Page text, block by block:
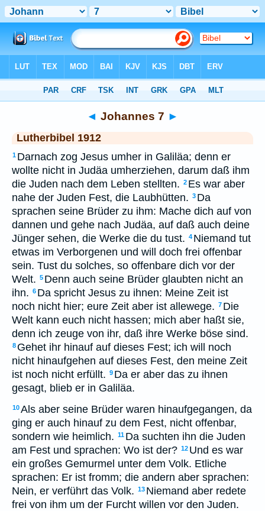
◄ Johannes 7 ►
Lutherbibel 1912
1 Darnach zog Jesus umher in Galiläa; denn er
wollte nicht in Judäa umherziehen, darum daß ihm
die Juden nach dem Leben stellten. 2 Es war aber
nahe der Juden Fest, die Laubhütten. 3 Da
sprachen seine Brüder zu ihm: Mache dich auf von
dannen und gehe nach Judäa, auf daß auch deine
Jünger sehen, die Werke die du tust. 4 Niemand tut
etwas im Verborgenen und will doch frei offenbar
sein. Tust du solches, so offenbare dich vor der
Welt. 5 Denn auch seine Brüder glaubten nicht an
ihn. 6 Da spricht Jesus zu ihnen: Meine Zeit ist
noch nicht hier; eure Zeit aber ist allewege. 7 Die
Welt kann euch nicht hassen; mich aber haßt sie,
denn ich zeuge von ihr, daß ihre Werke böse sind.
8 Gehet ihr hinauf auf dieses Fest; ich will noch
nicht hinaufgehen auf dieses Fest, den meine Zeit
ist noch nicht erfüllt. 9 Da er aber das zu ihnen
gesagt, blieb er in Galiläa.
10Als aber seine Brüder waren hinaufgegangen, da
ging er auch hinauf zu dem Fest, nicht offenbar,
sondern wie heimlich. 11 Da suchten ihn die Juden
am Fest und sprachen: Wo ist der? 12 Und es war
ein großes Gemurmel unter dem Volk. Etliche
sprachen: Er ist fromm; die andern aber sprachen:
Nein, er verführt das Volk. 13 Niemand aber redete
frei von ihm um der Furcht willen vor den Juden.